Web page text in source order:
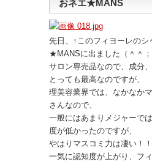
おネエ★MANS
先日、↑このフィヨーレのシ
★MANSに出ました（＾＾；
サロン専売品なので、成分
とっても最高なのですが、
理美容業界では、なかなか
さんなので、
一般にはあまりメジャーで
度が低かったのですが、
やはりマスコミ力は凄い！！
一気に認知度が上がり、フ